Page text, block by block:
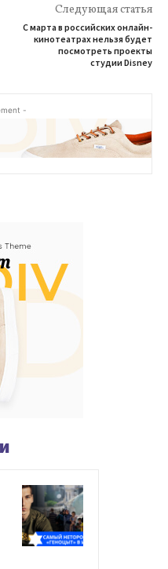
Следующая статья
С марта в российских онлайн-
кинотеатрах нельзя будет
посмотреть проекты
студии Disney
-